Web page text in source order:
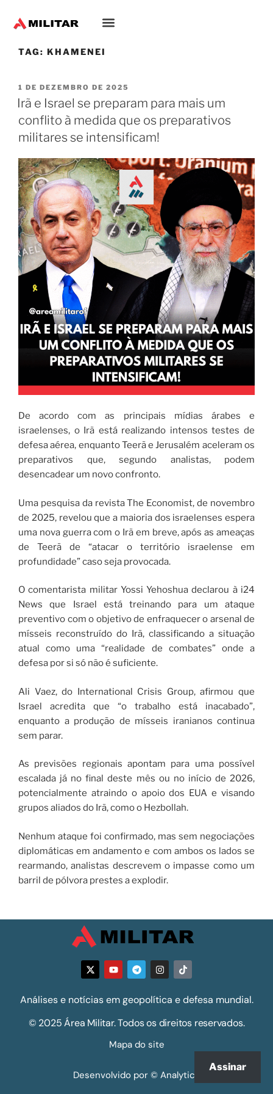
TAG: KHAMENEI
1 DE DEZEMBRO DE 2025
Irã e Israel se preparam para mais um
conflito à medida que os preparativos
militares se intensificam!
De acordo com as principais mídias árabes e
israelenses, o Irã está realizando intensos testes de
defesa aérea, enquanto Teerã e Jerusalém aceleram os
preparativos que, segundo analistas, podem
desencadear um novo confronto.
Uma pesquisa da revista The Economist, de novembro
de 2025, revelou que a maioria dos israelenses espera
uma nova guerra com o Irã em breve, após as ameaças
de Teerã de “atacar o território israelense em
profundidade” caso seja provocada.
O comentarista militar Yossi Yehoshua declarou à i24
News que Israel está treinando para um ataque
preventivo com o objetivo de enfraquecer o arsenal de
mísseis reconstruído do Irã, classificando a situação
atual como uma “realidade de combates” onde a
defesa por si só não é suficiente.
Ali Vaez, do International Crisis Group, afirmou que
Israel acredita que “o trabalho está inacabado”,
enquanto a produção de mísseis iranianos continua
sem parar.
As previsões regionais apontam para uma possível
escalada já no final deste mês ou no início de 2026,
potencialmente atraindo o apoio dos EUA e visando
grupos aliados do Irã, como o Hezbollah.
Nenhum ataque foi confirmado, mas sem negociações
diplomáticas em andamento e com ambos os lados se
rearmando, analistas descrevem o impasse como um
barril de pólvora prestes a explodir.
Análises e notícias em geopolítica e defesa mundial.
© 2025 Área Militar. Todos os direitos reservados.
Mapa do site
Desenvolvido por © Analytics
Assinar